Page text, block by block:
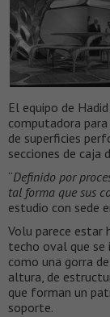
El equipo de
computadora
de superficies
secciones de caja
“Definido por
tal forma que sus
estudio con sede
Volu parece estar
techo oval que se
como una gorra
altura, de
que forman un
soporte.